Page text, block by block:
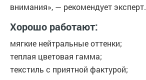
внимания», — рекомендует эксперт.
Хорошо работают:
мягкие нейтральные оттенки;
теплая цветовая гамма;
текстиль с приятной фактурой;